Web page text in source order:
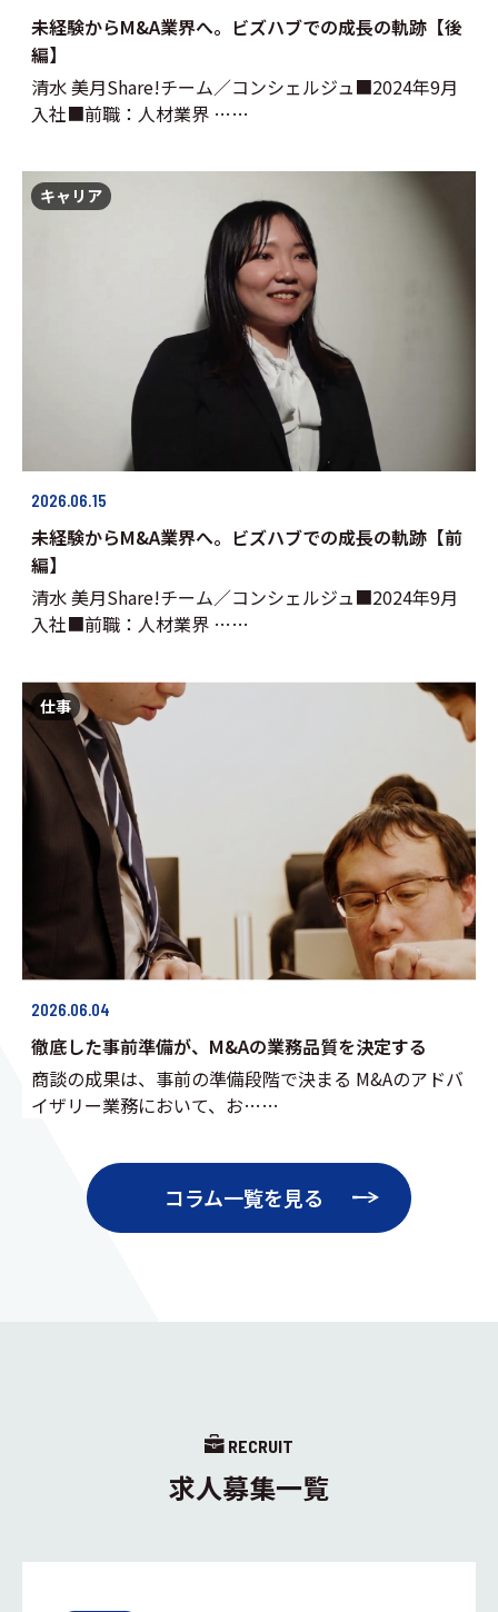
未経験からM&A業界へ。ビズハブでの成長の軌跡【後
編】
清水 美月Share!チーム／コンシェルジュ■2024年9月
入社■前職：人材業界 ……
2026.06.15
未経験からM&A業界へ。ビズハブでの成長の軌跡【前
編】
清水 美月Share!チーム／コンシェルジュ■2024年9月
入社■前職：人材業界 ……
キャリア
2026.06.04
徹底した事前準備が、M&Aの業務品質を決定する
商談の成果は、事前の準備段階で決まる M&Aのアドバ
イザリー業務において、お……
仕事
コラム一覧を見る
RECRUIT
求人募集一覧